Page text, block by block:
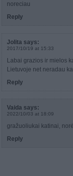
noreciau
Reply
Jolita says:
2017/10/19 at 15:33
Labai grazios ir mielos
Lietuvoje net neradau
Reply
Vaida says:
2022/10/03 at 18:09
gražuoliukai katinai,
Reply